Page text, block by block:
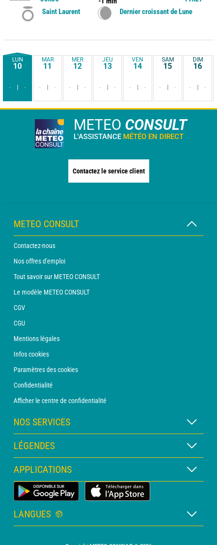
Saint Laurent
Dernier croissant de Lune
LUN
10
- -
MAR
11
- -
MER
12
- -
JEU
13
- -
VEN
14
- -
SAM
15
- -
DIM
16
- -
METEO CONSULT
L'ASSISTANCE MÉTÉO EN DIRECT
Contactez le service client
METEO CONSULT
Contactez-nous
Nos offres d'emploi
Tout savoir sur METEO CONSULT
Le modèle METEO CONSULT
CGV
CGU
Mentions légales
Infos cookies
Paramètres des cookies
Confidentialité
Afficher le centre de confidentialité
NOS SERVICES
Abonnement METEO Xpert
Abonnement METEO PRO
Consultation avec un prévisionniste
Bulletin PRO
LÉGENDES
Légende des cartes
Légende des pictogrammes
Glossaire
APPLICATIONS
Application Météo Terrestre
LANGUES